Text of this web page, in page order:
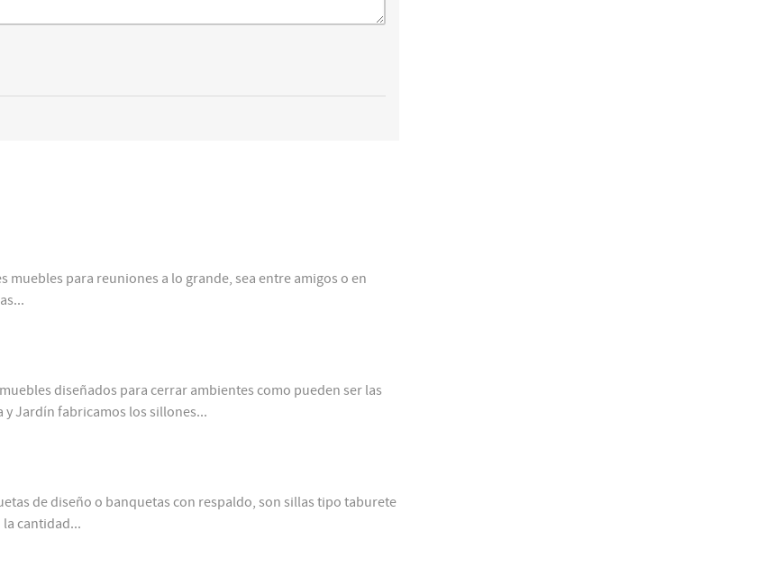
muebles para reuniones a lo grande, sea entre amigos o en
diseñados para cerrar ambientes como pueden ser las
y Jardín fabricamos los sillones...
de diseño o banquetas con respaldo, son sillas tipo taburete
cantidad...